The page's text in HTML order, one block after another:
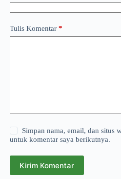
Tulis Komentar *
Simpan nama, email, dan situs
untuk komentar saya berikutnya.
Kirim Komentar